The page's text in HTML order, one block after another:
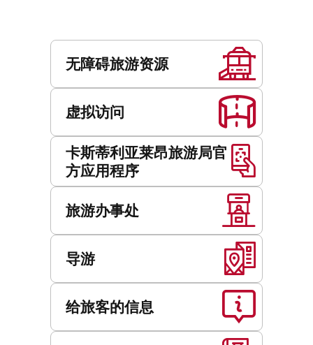
无障碍旅游资源
虚拟访问
卡斯蒂利亚莱昂旅游局官
方应用程序
旅游办事处
导游
给旅客的信息